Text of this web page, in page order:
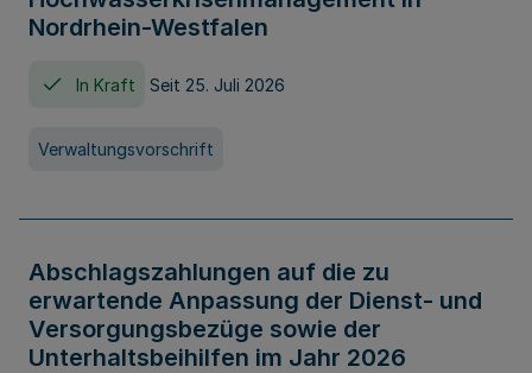
Nordrhein-Westfalen
In Kraft Seit 25. Juli 2026
Verwaltungsvorschrift
Abschlagszahlungen auf die zu
erwartende Anpassung der Dienst- und
Versorgungsbezüge sowie der
Unterhaltsbeihilfen im Jahr 2026